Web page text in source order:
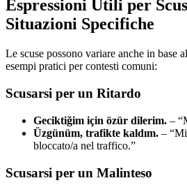
Espressioni Utili per
Situazioni Specifiche
Le scuse possono variare anche in base
esempi pratici per contesti comuni:
Scusarsi per un Ritardo
Geciktiğim için özür dilerim. –
Üzgünüm, trafikte kaldım. –
bloccato/a nel traffico.”
Scusarsi per un Malinteso